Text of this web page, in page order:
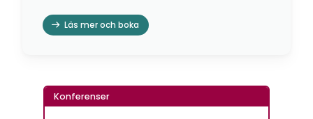
Läs mer och boka
Konferenser